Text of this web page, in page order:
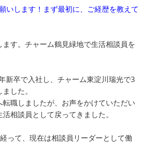
いします！まず最初に、ご経歴を教えて
ます。チャーム鶴見緑地で生活相談員を
新卒で入社し、チャーム東淀川瑞光で3
した。
職しましたが、お声をかけていただい
相談員として戻ってきました。
って、現在は相談員リーダーとして働